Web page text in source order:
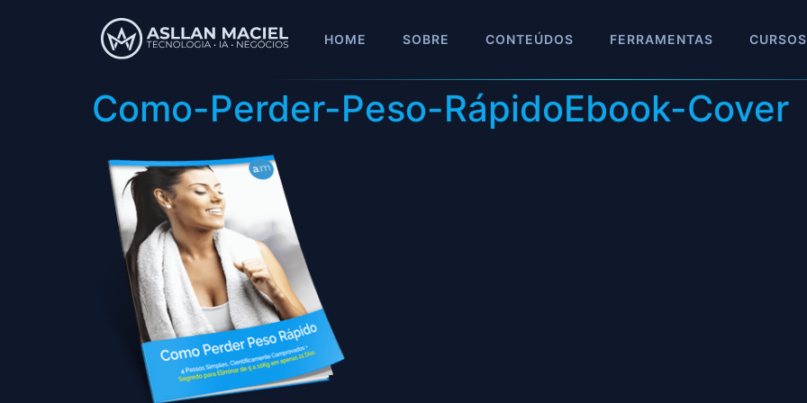
HOME SOBRE CONTEÚDOS FERRAMENTAS CURSOS
Como-Perder-Peso-RápidoEbook-Cover